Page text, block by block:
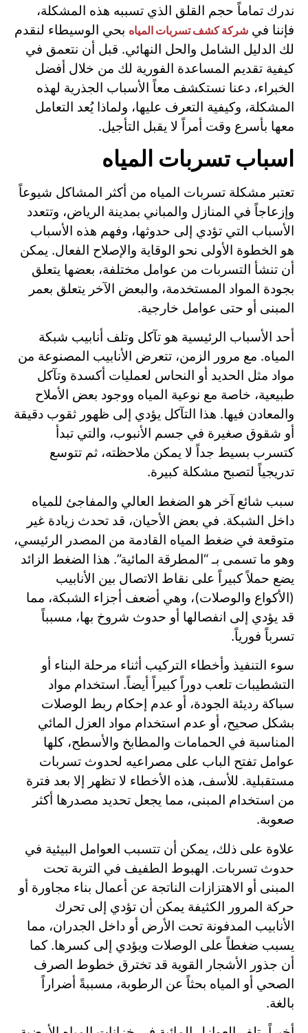
ندرك تماماً حجم القلق الذي تسببه هذه المشكلة،
فإننا في شركة كشف تسربات المياه بحي الوسيطاء لنقدم
لك الدليل الشامل والحل النهائي. قبل أن نتعمق في
كيفية تقديم المساعدة الفورية لك من خلال أفضل
الخبراء، دعنا نستكشف معاً الأسباب الجذرية لهذه
المشكلة، وكيفية التعرف عليها، ولماذا يُعد التعامل
معها بأسرع وقت أمراً لا يقبل التأجيل.
اسباب تسربات المياه
تعتبر مشكلة تسربات المياه من أكثر المشاكل شيوعاً
وإزعاجاً في المنازل والمباني بمدينة الرياض، وتتعدد
الأسباب التي تؤدي إلى حدوثها، وفهم هذه الأسباب
هو الخطوة الأولى نحو الوقاية والإصلاح الفعال. يمكن
أن تنشأ التسربات من عوامل مختلفة، بعضها يتعلق
بجودة المواد المستخدمة، والبعض الآخر يتعلق بعمر
المبنى أو حتى عوامل خارجية.
أحد الأسباب الرئيسية هو تآكل وتلف أنابيب شبكة
المياه. مع مرور الزمن، تتعرض الأنابيب المصنوعة من
مواد مثل الحديد أو النحاس لعمليات أكسدة وتآكل
طبيعية، خاصة مع نوعية المياه ووجود بعض الأملاح
والمعادن فيها. هذا التآكل يؤدي إلى ظهور ثقوب دقيقة
أو شقوق صغيرة في جسم الأنبوب، والتي تبدأ
كتسرب بسيط جداً لا يمكن ملاحظته، ثم تتوسع
تدريجياً لتصبح مشكلة كبيرة.
سبب شائع آخر هو الضغط العالي والمفاجئ للمياه
داخل الشبكة. في بعض الأحيان، قد تحدث زيادة غير
متوقعة في ضغط المياه القادمة من المصدر الرئيسي،
وهو ما تسمى بـ “المطرقة المائية”. هذا الضغط الزائد
يضع حملاً كبيراً على نقاط الاتصال بين الأنابيب
(الأكواع والوصلات)، وهي أضعف أجزاء الشبكة، مما
قد يؤدي إلى انفصالها أو حدوث شروخ بها، مسبباً
تسرباً فورياً.
سوء التنفيذ وأخطاء التركيب أثناء مرحلة البناء أو
التشطيبات تلعب دوراً كبيراً أيضاً. استخدام مواد
سباكة رديئة الجودة، أو عدم إحكام ربط الوصلات
بشكل صحيح، أو عدم استخدام مواد العزل المائي
المناسبة في الحمامات والمطابخ والأسطح، كلها
عوامل تفتح الباب على مصراعيه لحدوث تسربات
مستقبلية. للأسف، هذه الأخطاء لا تظهر إلا بعد فترة
من استخدام المبنى، مما يجعل تحديد مصدرها أكثر
صعوبة.
علاوة على ذلك، يمكن أن تتسبب العوامل البيئية في
حدوث تسربات. الهبوط الطفيف في التربة تحت
المبنى أو الاهتزازات الناتجة عن أعمال بناء مجاورة أو
حركة المرور الكثيفة يمكن أن تؤدي إلى تحرك
الأنابيب المدفونة تحت الأرض أو داخل الجدران، مما
يسبب ضغطاً على الوصلات ويؤدي إلى كسرها. كما
أن جذور الأشجار القوية قد تخترق خطوط الصرف
الصحي أو المياه بحثاً عن الرطوبة، مسببةً أضراراً
بالغة.